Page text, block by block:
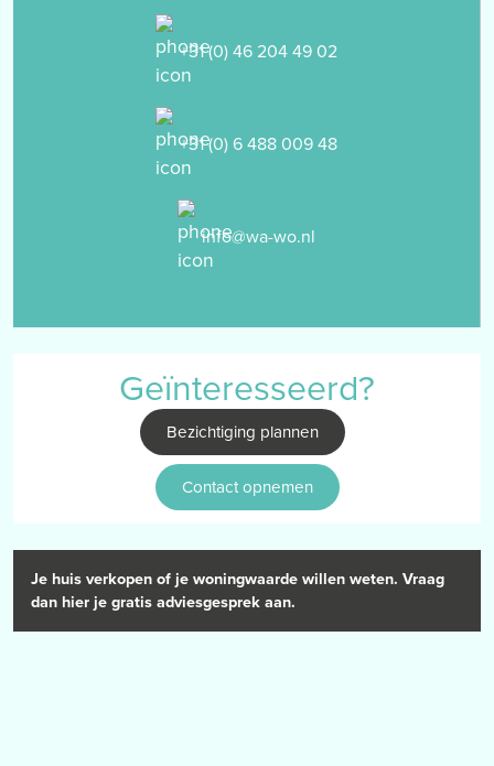
- pand is volledig uitgebouwd en gerenoveerd in 2002
- het pand is uitgerust met kunststof- en houten kozijnen met
- glasvezel aanwezig
- de woning is gelegen op een bijzonder goede locatie
- de woning is gelegen nabij diverse voorzieningen
- aantal huurpunten voor de woning zijn 179 punten
- Cv-installatie, merk: Nefit, bj. 2023
- Genoemde huurprijs is excl. Gas/Water/Licht
+31 (0) 46 204 49 02
+31 (0) 6 488 009 48
info@wa-wo.nl
Geïnteresseerd?
Bezichtiging plannen
Contact opnemen
Je huis verkopen of je woningwaarde willen weten. Vraag
dan hier je gratis adviesgesprek aan.